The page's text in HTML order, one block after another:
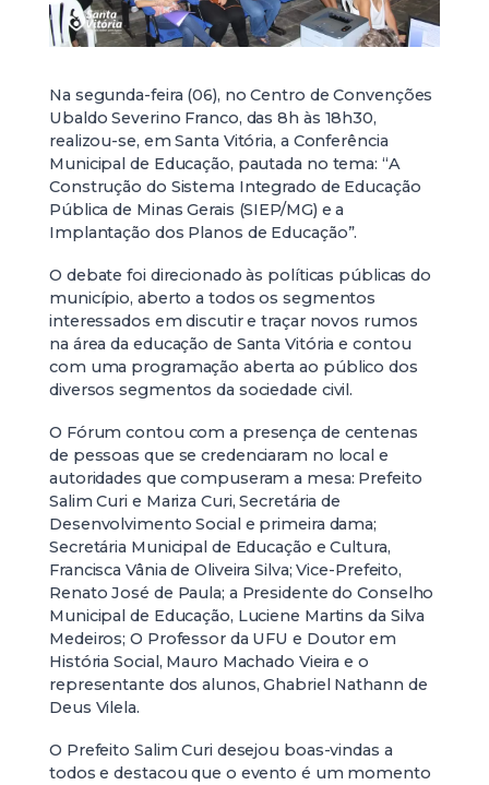
Na segunda-feira (06), no Centro de Convenções
Ubaldo Severino Franco, das 8h às 18h30,
realizou-se, em Santa Vitória, a Conferência
Municipal de Educação, pautada no tema: “A
Construção do Sistema Integrado de Educação
Pública de Minas Gerais (SIEP/MG) e a
Implantação dos Planos de Educação”.
O debate foi direcionado às políticas públicas do
município, aberto a todos os segmentos
interessados em discutir e traçar novos rumos
na área da educação de Santa Vitória e contou
com uma programação aberta ao público dos
diversos segmentos da sociedade civil.
O Fórum contou com a presença de centenas
de pessoas que se credenciaram no local e
autoridades que compuseram a mesa: Prefeito
Salim Curi e Mariza Curi, Secretária de
Desenvolvimento Social e primeira dama;
Secretária Municipal de Educação e Cultura,
Francisca Vânia de Oliveira Silva; Vice-Prefeito,
Renato José de Paula; a Presidente do Conselho
Municipal de Educação, Luciene Martins da Silva
Medeiros; O Professor da UFU e Doutor em
História Social, Mauro Machado Vieira e o
representante dos alunos, Ghabriel Nathann de
Deus Vilela.
O Prefeito Salim Curi desejou boas-vindas a
todos e destacou que o evento é um momento